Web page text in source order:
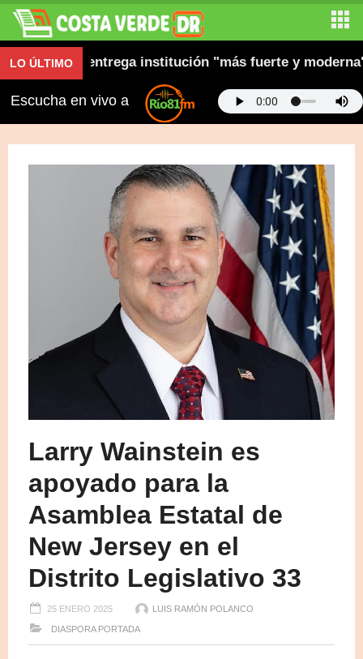
LO ÚLTIMO
y dice entrega institución "más fuerte y moderna"
Escucha en vivo a
Larry Wainstein es
apoyado para la
Asamblea Estatal de
New Jersey en el
Distrito Legislativo 33
25 ENERO 2025 LUIS RAMÓN POLANCO
DIASPORA PORTADA